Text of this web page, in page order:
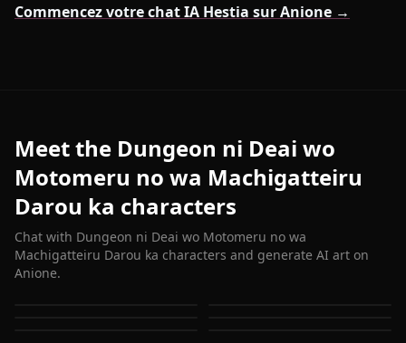
Commencez votre chat IA Hestia sur Anione →
Meet the Dungeon ni Deai wo
Motomeru no wa Machigatteiru
Darou ka characters
Chat with Dungeon ni Deai wo Motomeru no wa
Machigatteiru Darou ka characters and generate AI art on
Anione.